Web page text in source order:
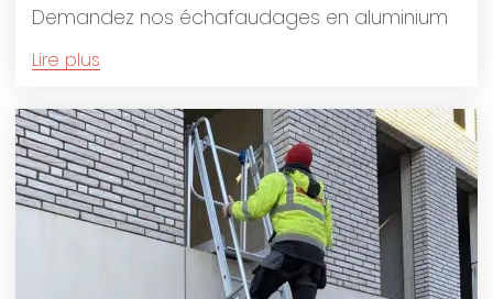
Demandez nos échafaudages en aluminium
Lire plus